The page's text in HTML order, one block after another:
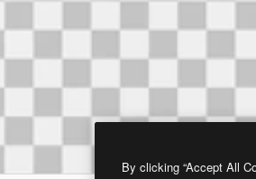
By clicking “Accept All